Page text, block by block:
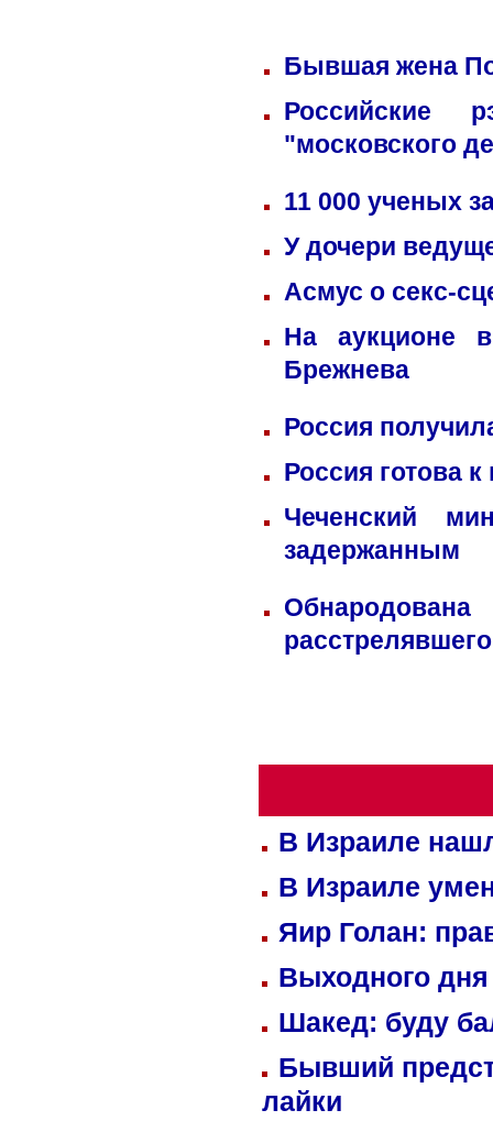
Бывшая жена
Российские
"московского
11 000 ученых
У дочери
Асмус о секс-
На аукционе
Брежнева
Россия
Россия готова
Чеченский
задержанным
В Израиле
В Израиле
Яир Голан:
Выходного
Шакед: буду
Бывший
лайки